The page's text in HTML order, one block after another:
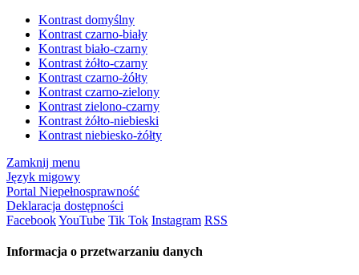
Kontrast domyślny
Kontrast czarno-biały
Kontrast biało-czarny
Kontrast żółto-czarny
Kontrast czarno-żółty
Kontrast czarno-zielony
Kontrast zielono-czarny
Kontrast żółto-niebieski
Kontrast niebiesko-żółty
Zamknij menu
Język migowy
Portal Niepełnosprawność
Deklaracja dostępności
FacebookYouTube Tik Tok Instagram RSS
Informacja o przetwarzaniu danych